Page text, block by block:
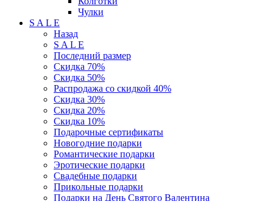
Чулки
S A L E
Назад
S A L E
Последний размер
Скидка 70%
Скидка 50%
Распродажа со скидкой 40%
Скидка 30%
Скидка 20%
Скидка 10%
Подарочные сертификаты
Новогодние подарки
Романтические подарки
Эротические подарки
Свадебные подарки
Прикольные подарки
Подарки на День Святого Валентина